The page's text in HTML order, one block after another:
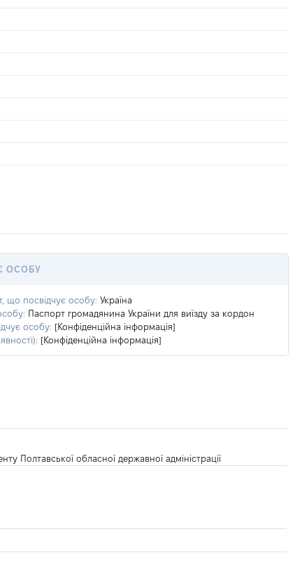
ОСОБУ
що посвідчує особу: Україна
Паспорт громадянина України для виїзду за кордон
особу: [Конфіденційна інформація]
[Конфіденційна інформація]
Полтавської обласної державної адміністрації